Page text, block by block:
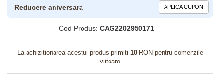
Reducere aniversara APLICA CUPON
Cod Produs: CAG2202950171
La achizitionarea acestui produs primiti 10RON pentru comenzile
viitoare